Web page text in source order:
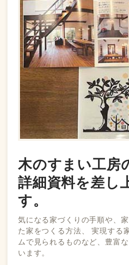
木のすまい工房
詳細資料を差し
す。
気になる家づくりの手順や、
た家をつくる方法、 実現する
ムで見られるものなど、豊富
います。